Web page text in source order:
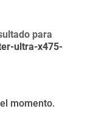
para
ultra-x475-
momento.